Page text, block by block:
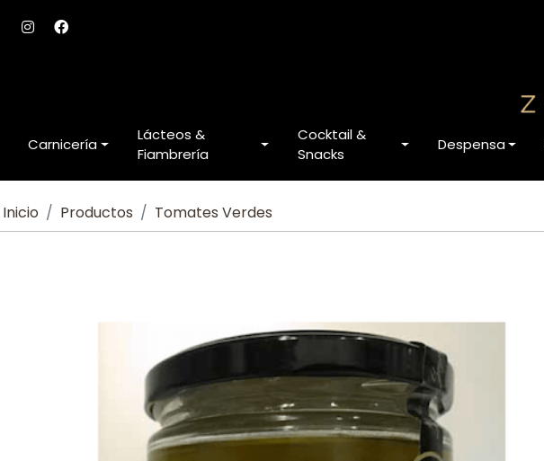
Carnicería
Lácteos &
Fiambrería
Cocktail &
Snacks
Despensa
Inicio Productos Tomates Verdes